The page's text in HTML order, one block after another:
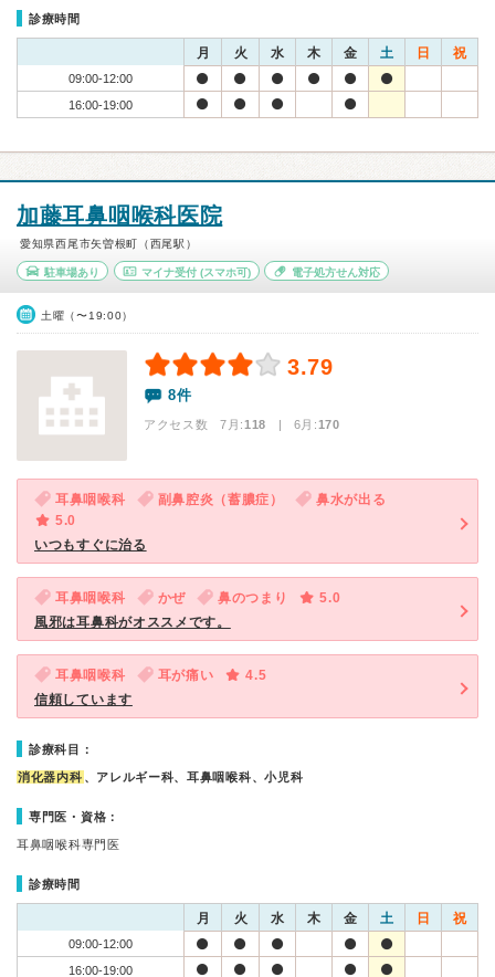
診療時間
月 火 水 木 金 土 日 祝
09:00-12:00
16:00-19:00
加藤耳鼻咽喉科医院
愛知県西尾市矢曽根町（西尾駅）
駐車場あり マイナ受付(スマホ可) 電子処方せん対応
土曜（〜19:00）
3.79
8件
アクセス数 7月:118 | 6月:170
耳鼻咽喉科 副鼻腔炎（蓄膿症）
鼻水が出る
5.0
いつもすぐに治る
耳鼻咽喉科 かぜ 鼻のつまり
5.0
風邪は耳鼻科がオススメです。
耳鼻咽喉科 耳が痛い
4.5
信頼しています
診療科目：
消化器内科 、アレルギー科、耳鼻咽喉科、小児科
専門医・資格：
耳鼻咽喉科専門医
診療時間
月 火 水 木 金 土 日 祝
09:00-12:00
16:00-19:00